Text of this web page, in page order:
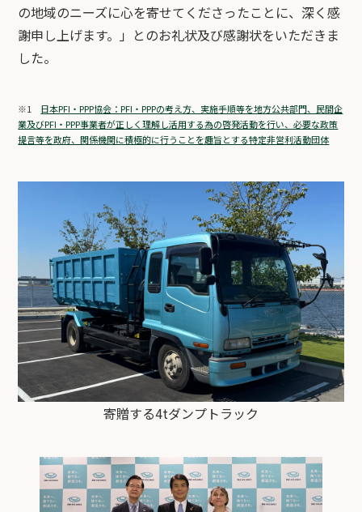
の地域のニーズに心を寄せてくださったことに、深く感
謝申し上げます。」とのお礼状及び感謝状をいただきま
した。
※1 日本PFI・PPP協会：PFI・PPPの考え方、実施手順等を地方公共部門、民間企
業及びPFI・PPP事業者が正しく理解し活用する為の啓発活動を行い、必要な政策
提言等を政府、関係機関に積極的に行うことを趣旨とする特定非営利活動団体
寄贈する4tダンプトラック